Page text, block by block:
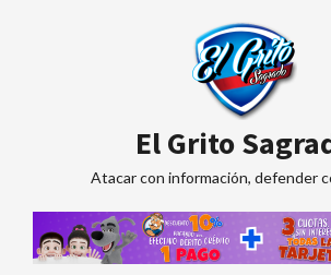
El Grito
Atacar con información, defender